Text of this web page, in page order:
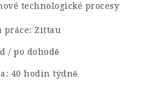
technologické procesy
práce: Zittau
/ po dohodě
40 hodin týdně